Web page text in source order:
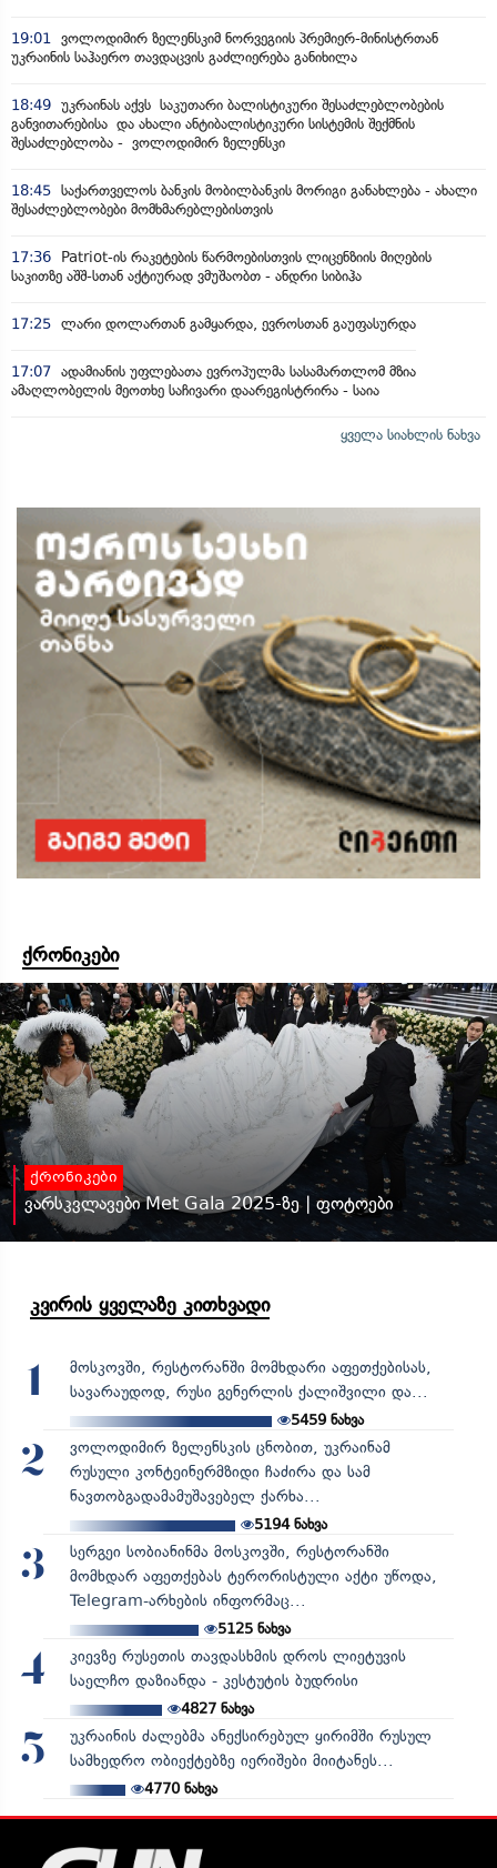
19:01
ვოლოდიმირ ზელენსკიმ ნორვეგიის პრემიერ-მინისტრთან
უკრაინის საჰაერო თავდაცვის გაძლიერება განიხილა
18:49 უკრაინას აქვს საკუთარი ბალისტიკური შესაძლებლობების
განვითარებისა და ახალი ანტიბალისტიკური სისტემის შექმნის
შესაძლებლობა - ვოლოდიმირ ზელენსკი
18:45 საქართველოს ბანკის მობილბანკის მორიგი განახლება - ახალი
შესაძლებლობები მომხმარებლებისთვის
17:36
Patriot-ის რაკეტების წარმოებისთვის ლიცენზიის მიღების
საკითზე აშშ-სთან აქტიურად ვმუშაობთ - ანდრი სიბიჰა
17:25 ლარი დოლართან გამყარდა, ევროსთან გაუფასურდა
17:07 ადამიანის უფლებათა ევროპულმა სასამართლომ მზია
ამაღლობელის მეოთხე საჩივარი დაარეგისტრირა - საია
ყველა სიახლის ნახვა
ქრონიკები
ქრონიკები
ვარსკვლავები Met Gala 2025-ზე | ფოტოები
კვირის ყველაზე კითხვადი
1
მოსკოვში, რესტორანში მომხდარი აფეთქებისას,
სავარაუდოდ, რუსი გენერლის ქალიშვილი და...
5459 ნახვა
2
ვოლოდიმირ ზელენსკის ცნობით, უკრაინამ
რუსული კონტეინერმზიდი ჩაძირა და სამ
ნავთობგადამამუშავებელ ქარხა...
5194ნახვა
3
სერგეი სობიანინმა მოსკოვში, რესტორანში
მომხდარ აფეთქებას ტერორისტული აქტი უწოდა,
Telegram-არხების ინფორმაც...
5125ნახვა
4
კიევზე რუსეთის თავდასხმის დროს ლიეტუვის
საელჩო დაზიანდა - კესტუტის ბუდრისი
4827ნახვა
5
უკრაინის ძალებმა ანექსირებულ ყირიმში რუსულ
სამხედრო ობიექტებზე იერიშები მიიტანეს...
4770ნახვა